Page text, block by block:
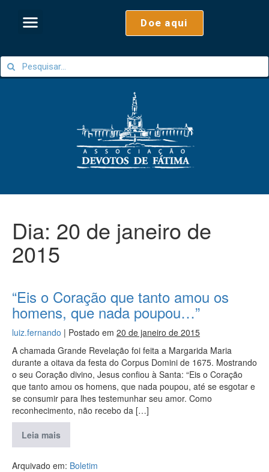
Doe aqui
Dia: 20 de janeiro de
2015
“Eis o Coração que tanto amou os
homens, que nada poupou…”
luiz.fernando | Postado em 20 de janeiro de 2015
A chamada Grande Revelação foi feita a Margarida Maria
durante a oitava da festa do Corpus Domini de 1675. Mostrando
o seu Coração divino, Jesus confiou à Santa: “Eis o Coração
que tanto amou os homens, que nada poupou, até se esgotar e
se consumir para lhes testemunhar seu amor. Como
reconhecimento, não recebo da […]
Leia mais
Arquivado em: Boletim